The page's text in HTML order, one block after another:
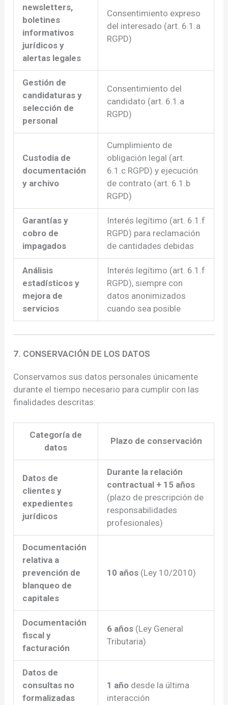
newsletters,
boletines
informativos
jurídicos y
alertas legales
Consentimiento expreso
del interesado (art. 6.1.a
RGPD)
Gestión de
candidaturas y
selección de
personal
Consentimiento del
candidato (art. 6.1.a
RGPD)
Custodia de
documentación
y archivo
Cumplimiento de
obligación legal (art.
6.1.c RGPD) y ejecución
de contrato (art. 6.1.b
RGPD)
Garantías y
cobro de
impagados
Interés legítimo (art. 6.1.f
RGPD) para reclamación
de cantidades debidas
Análisis
estadísticos y
mejora de
servicios
Interés legítimo (art. 6.1.f
RGPD), siempre con
datos anonimizados
cuando sea posible
7. CONSERVACIÓN DE LOS DATOS
Conservamos sus datos personales únicamente
durante el tiempo necesario para cumplir con las
finalidades descritas:
Categoría de
datos
Plazo de conservación
Datos de
clientes y
expedientes
jurídicos
Durante la relación
contractual + 15 años
(plazo de prescripción de
responsabilidades
profesionales)
Documentación
relativa a
prevención de
blanqueo de
capitales
10 años (Ley 10/2010)
Documentación
fiscal y
facturación
6 años (Ley General
Tributaria)
Datos de
consultas no
formalizadas
1 año desde la última
interacción